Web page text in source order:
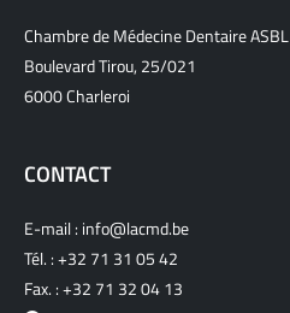
Chambre de Médecine Dentaire ASBL
Boulevard Tirou, 25/021
6000 Charleroi
CONTACT
E-mail : info@lacmd.be
Tél. :+32 71 31 05 42
Fax. : +32 71 32 04 13